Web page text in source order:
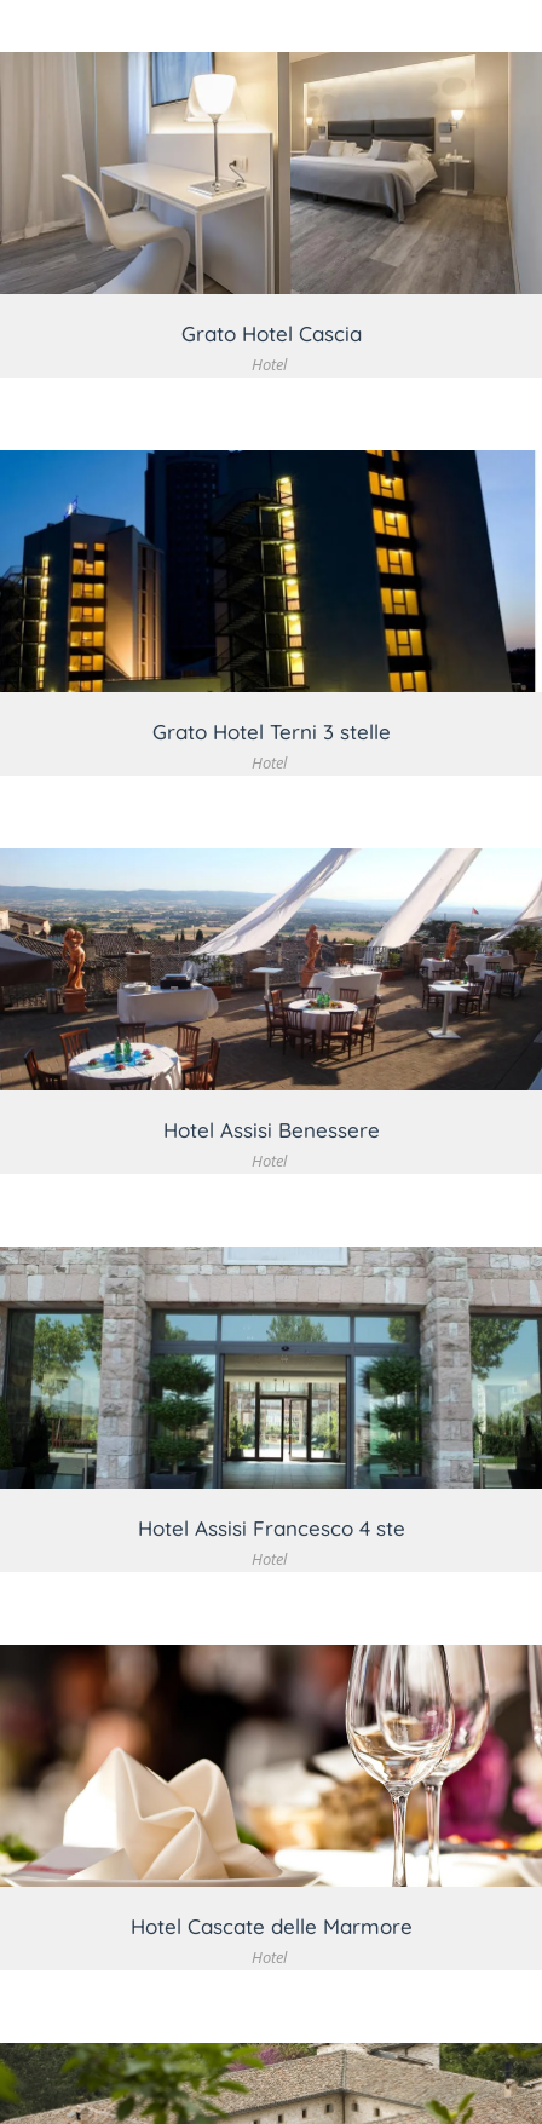
VEDI DETTAGLIO
Grato Hotel Cascia
Hotel
VEDI DETTAGLIO
Grato Hotel Terni 3 stelle
Hotel
VEDI DETTAGLIO
Hotel Assisi Benessere
Hotel
VEDI DETTAGLIO
Hotel Assisi Francesco 4 ste
Hotel
VEDI DETTAGLIO
Hotel Cascate delle Marmore
Hotel